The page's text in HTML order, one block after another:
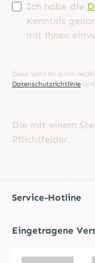
Ich habe die
Kenntnis
mit ihnen
Diese Seite ist durch
Datenschutzrichtlinie und
Die mit einem
Pflichtfelder.
Service-Hotline
Eingetragene